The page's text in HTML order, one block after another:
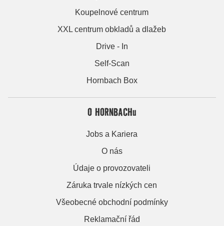
Koupelnové centrum
XXL centrum obkladů a dlažeb
Drive - In
Self-Scan
Hornbach Box
O HORNBACHu
Jobs a Kariera
O nás
Údaje o provozovateli
Záruka trvale nízkých cen
Všeobecné obchodní podmínky
Reklamační řád